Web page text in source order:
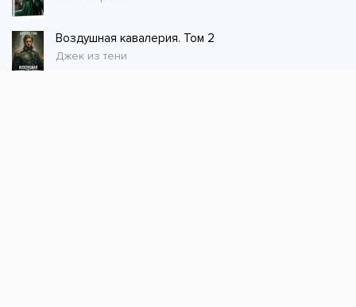
Воздушная кавалерия. Том 2
Джек из тени